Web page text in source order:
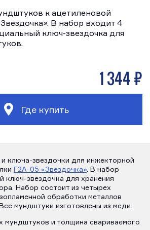
к ацетиленовой
В набор входит 4
ключ-звездочка для
1 344 р
Где купить
ключа-звездочки для инжекторной
Г2А-05 «Звездочка» . В набор
ключ-звездочка для хранения
Набор состоит из четырех
обработки металлов
мундштуки изготовлены из меди.
мундштуков и толщина свариваемого